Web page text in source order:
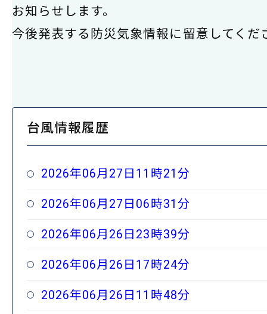
お知らせします。
今後発表する防災気象情報に留意してくだ
台風情報履歴
2026年06月27日11時21分
2026年06月27日06時31分
2026年06月26日23時39分
2026年06月26日17時24分
2026年06月26日11時48分